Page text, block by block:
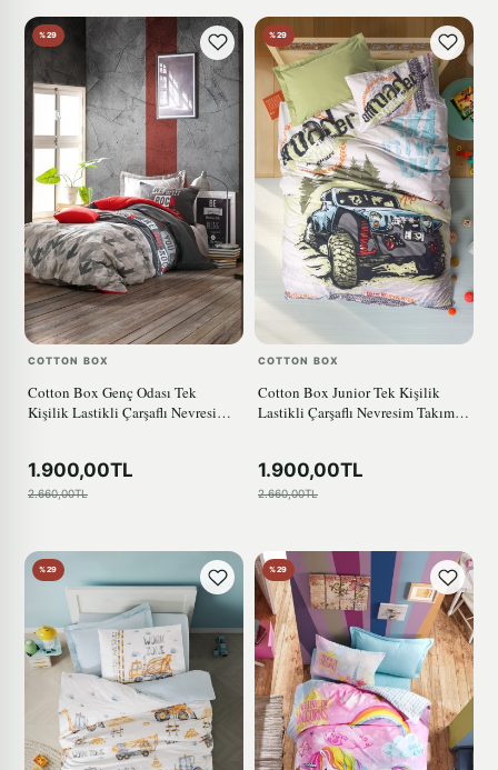
%29
COTTON BOX
Cotton Box Genç Odası Tek
Kişilik Lastikli Çarşaflı Nevresim
1.900,00TL
2.660,00TL
%29
COTTON BOX
Cotton Box Junior Tek Kişilik
Lastikli Çarşaflı Nevresim Takımı
1.900,00TL
2.660,00TL
%29 %29